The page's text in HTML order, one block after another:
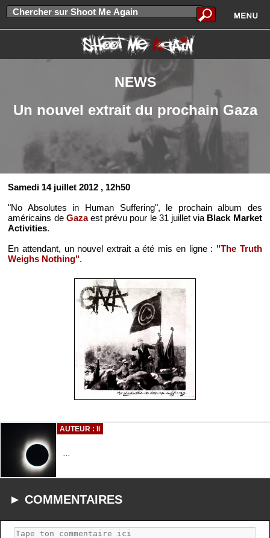
NEWS
Un nouvel extrait du prochain Gaza
Samedi 14 juillet 2012 , 12h50
"No Absolutes in Human Suffering", le prochain album des
américains de Gazaest prévu pour le 31 juillet via Black Market
Activities.
En attendant, un nouvel extrait a été mis en ligne : "The Truth
Weighs Nothing".
AUTEUR : Ii
...
► COMMENTAIRES